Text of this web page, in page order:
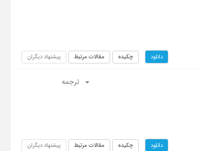
دانلود چکیده مقالات مرتبط پیشنهاد دیگران
ترجمه
دانلود چکیده مقالات مرتبط پیشنهاد دیگران